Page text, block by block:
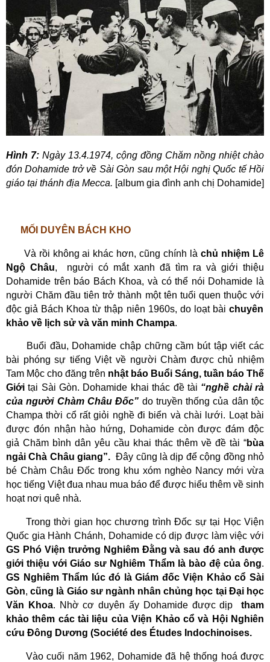
Hình 7: Ngày 13.4.1974, cộng đồng Chăm nồng nhiệt chào
đón Dohamide trở về Sài Gòn sau một Hội nghị Quốc tế Hồi
giáo tại thánh địa Mecca. [album gia đình anh chị Dohamide]
MỐI DUYÊN BÁCH KHO
Và rồi không ai khác hơn, cũng chính làchủ nhiệm Lê
Ngộ Châu,
người có mắt xanh đã tìm ra và giới thiệu
Dohamide trên báo Bách Khoa, và có thể nói Dohamide là
người Chăm đầu tiên trở thành một tên tuổi quen thuộc với
độc giả Bách Khoa từ thập niên 1960s, doloạt bài chuyên
khảo về lịch sử và văn minh Champa.
Buổi đầu, Dohamide chập chững cầm bút tập viết các
bài phóng sự tiếng Việt về người Chàm được chủ nhiệm
Tam Mộc cho đăng trên nhật báo Buổi Sáng, tuần báo Thế
Giới tại Sài Gòn. Dohamide khai thác đề tài “nghề chài rà
của người Chàm Châu Đốc” do truyền thống của dân tộc
Champa thời cổ rất giỏi nghề đi biển và chài lưới. Loạt bài
được đón nhận hào hứng, Dohamidecòn được đám độc
giả Chăm bình dân yêu cầu khai thác thêm về đề tài “bùa
ngải Chà Châu giang”. Đây cũng là dịp để cộng đồng nhỏ
bé Chàm Châu Đốc trong khu xóm nghèo Nancy mới vừa
học tiếng Việt đua nhau mua báo để được hiểu thêm về sinh
hoạt nơi quê nhà.
Trong thời gian học chương trình Đốc sự tại Học Viện
Quốc gia Hành Chánh, Dohamide có dịp được làm việc với
GS Phó Viện trưởng Nghiêm Đằng và sau đó anh được
giới thiệu với Giáo sư Nghiêm Thẩm là bào đệ của ông.
GS Nghiêm Thẩm lúc đó là Giám đốc Viện Khảo cổ Sài
Gòn,cũng là Giáo sư ngành nhân chủng học tại Đại học
Văn Khoa. Nhờ cơ duyên ấy Dohamide được dịp
tham
khảo thêm các tài liệu của Viện Khảo cổ và Hội Nghiên
cứu Đông Dương (Société des Études Indochinoises.
Vào cuối năm 1962, Dohamide đã hệ thống hoá được